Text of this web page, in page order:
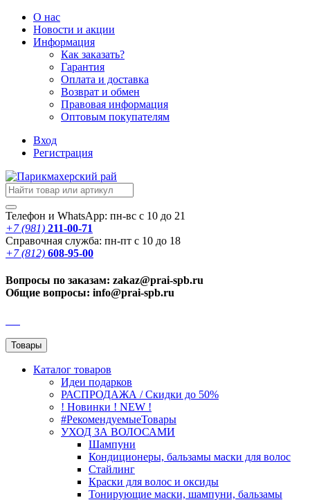
О нас
Новости и акции
Информация
Как заказать?
Гарантия
Оплата и доставка
Возврат и обмен
Правовая информация
Оптовым покупателям
Вход
Регистрация
Телефон и WhatsApp: пн-вс с 10 до 21
+7 (981) 211-00-71
Справочная служба: пн-пт с 10 до 18
+7 (812) 608-95-00
Вопросы по заказам: zakaz@prai-spb.ru
Общие вопросы: info@prai-spb.ru
Товары
Каталог товаров
Идеи подарков
РАСПРОДАЖА / Скидки до 50%
! Новинки ! NEW !
#РекомендуемыеТовары
УХОД ЗА ВОЛОСАМИ
Шампуни
Кондиционеры, бальзамы маски для волос
Стайлинг
Краски для волос и оксиды
Тонирующие маски, шампуни, бальзамы